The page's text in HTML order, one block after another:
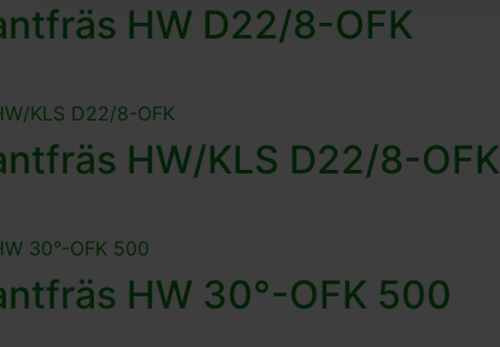
HW D22/8-OFK
HW/KLS D22/8-OFK
HW 30°-OFK 500